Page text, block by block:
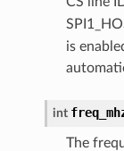
is
int
The